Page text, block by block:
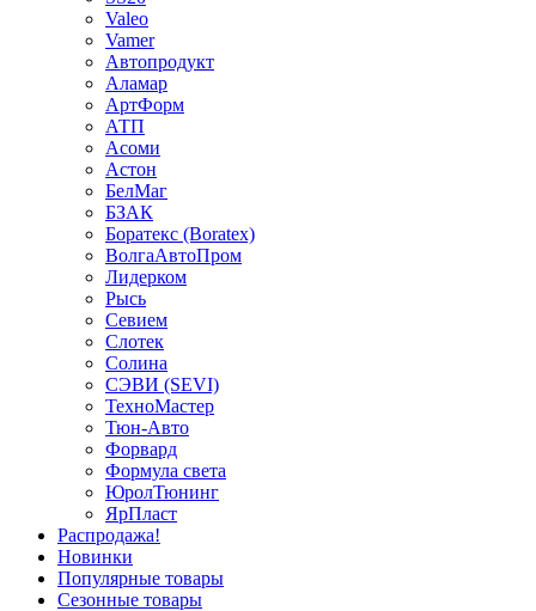
Valeo
Vamer
Автопродукт
Аламар
АртФорм
АТП
Асоми
Астон
БелМаг
БЗАК
Боратекс (Boratex)
ВолгаАвтоПром
Лидерком
Рысь
Севием
Слотек
Солина
СЭВИ (SEVI)
ТехноМастер
Тюн-Авто
Форвард
Формула света
ЮролТюнинг
ЯрПласт
Распродажа!
Новинки
Популярные товары
Сезонные товары